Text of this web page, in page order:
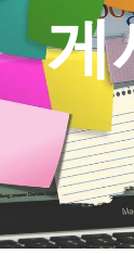
게